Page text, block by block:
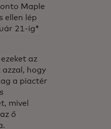
Maple
ellen lép
21-ig*
az
hogy
a piactér
mivel
ő